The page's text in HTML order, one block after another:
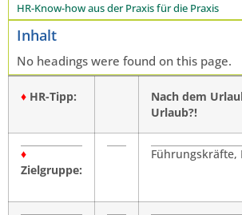
HR-Know-how aus der Praxis für die Praxis
Inhalt
No headings were found on this page.
♦ HR-Tipp:
Nach dem
Urlaub?!
♦
Zielgruppe: